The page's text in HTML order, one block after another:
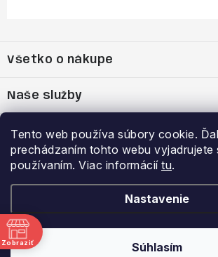
Tento web používa súbory cookie.
prechádzaním tohto webu vyjadrujete
používaním. Viac informácií tu.
Nastavenie
Súhlasím
p
t
Všetko o nákupe
OBCHODNÉ PODMIENKY
Zásady spracovania a ochrany
Reklamačný poriadok
Naše služby
Bootfitting - Tvarovanie Lyžiarok v
Dynamická analýza chodidla
Požičovňa lyží
Výhody a zľavy
Garancia najnižšej ceny
Prihlásenie
Belda.sk . Všetky
Zobraziť